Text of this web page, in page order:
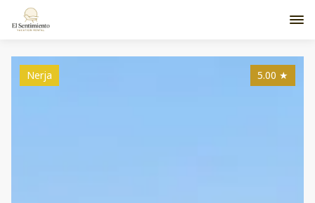
5.00 ★
Nerja